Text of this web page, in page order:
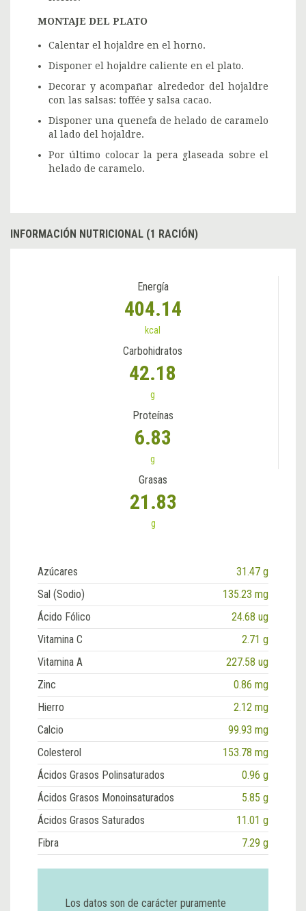
MONTAJE DEL PLATO
Calentar el hojaldre en el horno.
Disponer el hojaldre caliente en el plato.
Decorar y acompañar alrededor del hojaldre
con las salsas: toffée y salsa cacao.
Disponer una quenefa de helado de caramelo
al lado del hojaldre.
Por último colocar la pera glaseada sobre el
helado de caramelo.
INFORMACIÓN NUTRICIONAL (1 RACIÓN)
Energía
404.14
kcal
Carbohidratos
42.18
g
Proteínas
6.83
g
Grasas
21.83
g
Azúcares
31.47 g
Sal (Sodio)
135.23 mg
Ácido Fólico
24.68 ug
Vitamina C
2.71 g
Vitamina A
227.58 ug
Zinc
0.86 mg
Hierro
2.12 mg
Calcio
99.93 mg
Colesterol
153.78 mg
Ácidos Grasos Polinsaturados
0.96 g
Ácidos Grasos Monoinsaturados
5.85 g
Ácidos Grasos Saturados
11.01 g
Fibra
7.29 g
Los datos son de carácter puramente